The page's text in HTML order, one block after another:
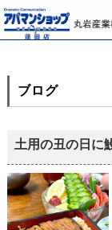
月別一覧【2021年7月】 | 蓮田
ブログ
土用の丑の日に